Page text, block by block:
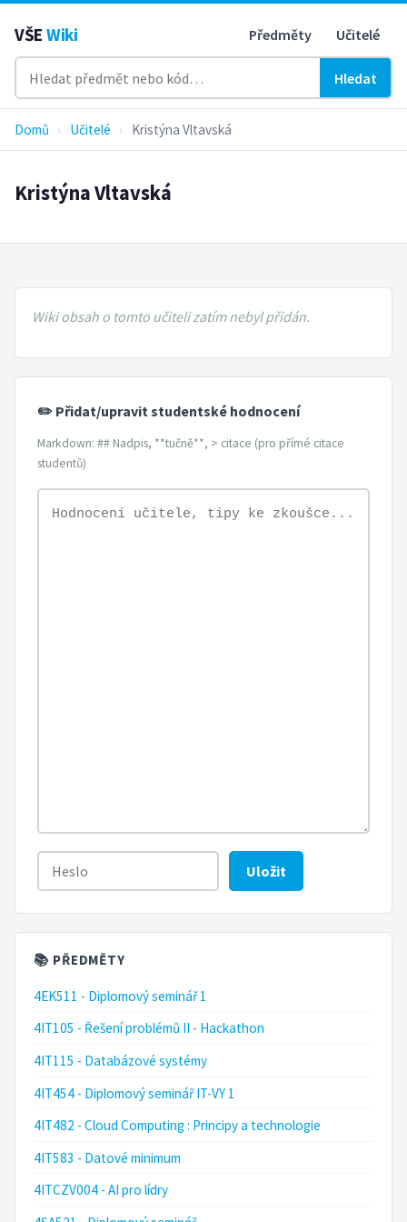
VŠE Wiki Předměty Učitelé
Hledat
Domů › Učitelé › Kristýna Vltavská
Kristýna Vltavská
Wiki obsah o tomto učiteli zatím nebyl přidán.
✏️ Přidat/upravit studentské hodnocení
Markdown: ## Nadpis, **tučně**, > citace (pro přímé citace
studentů)
Uložit
📚 PŘEDMĚTY
4EK511 - Diplomový seminář 1
4IT105 - Řešení problémů II - Hackathon
4IT115 - Databázové systémy
4IT454 - Diplomový seminář IT-VY 1
4IT482 - Cloud Computing : Principy a technologie
4IT583 - Datové minimum
4ITCZV004 - AI pro lídry